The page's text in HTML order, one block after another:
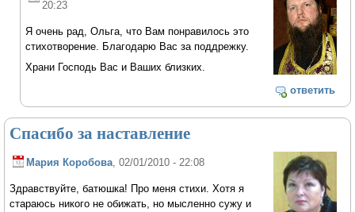
20:23
Я очень рад, Ольга, что Вам понравилось это
стихотворение. Благодарю Вас за поддрежку.
Храни Господь Вас и Ваших близких.
ответить
Спасибо за наставление
Мария Коробова, 02/01/2010 - 22:08
Здравствуйте, батюшка! Про меня стихи. Хотя я
стараюсь никого не обижать, но мысленно сужу и